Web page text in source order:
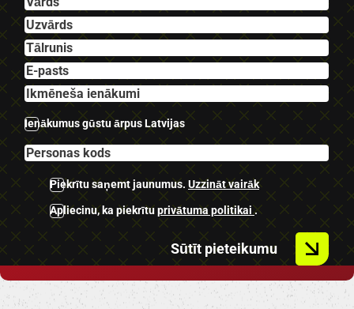
-Dalīta klimata kontrole.
U.C Ekstras.
Ienākumus gūstu ārpus Latvijas
Piekrītu saņemt jaunumus. Uzzināt vairāk
Apliecinu, ka piekrītuprivātuma politikai .
Sūtīt pieteikumu